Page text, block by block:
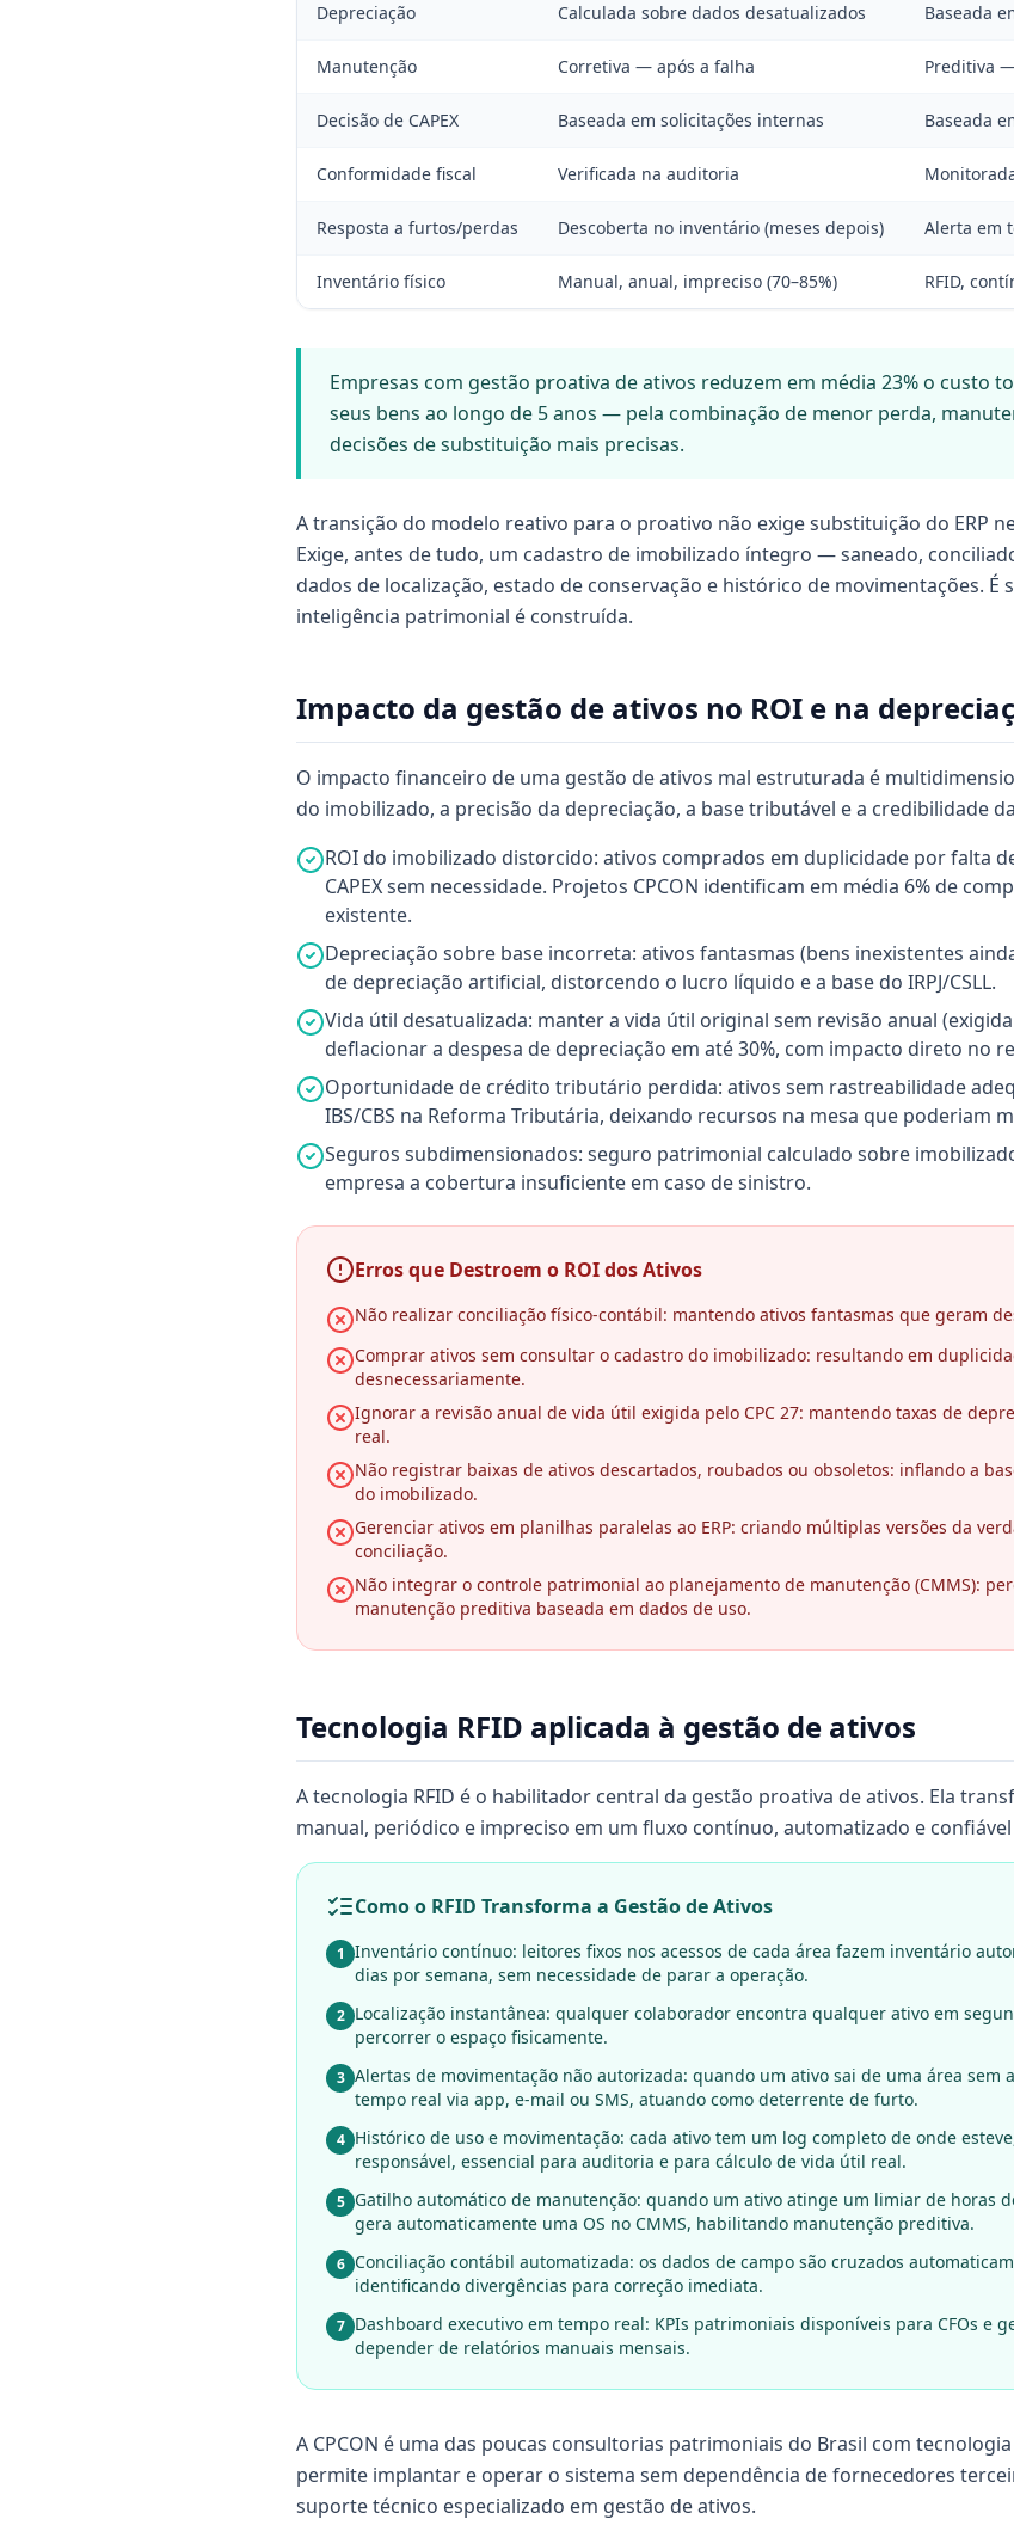
Depreciação Calculada sobre dados desatualizados Baseada
Manutenção Corretiva — após a falha Preditiva
Decisão de CAPEX Baseada em solicitações internas Baseada
Conformidade fiscal Verificada na auditoria
Resposta a furtos/perdas Descoberta no inventário (meses depois) Alerta em
Inventário físico Manual, anual, impreciso (70–85%) RFID,
Empresas com gestão proativa de ativos reduzem em média 23% o custo
seus bens ao longo de 5 anos — pela combinação de menor perda,
decisões de substituição mais precisas.
A transição do modelo reativo para o proativo não exige substituição do ERP
Exige, antes de tudo, um cadastro de imobilizado íntegro — saneado,
dados de localização, estado de conservação e histórico de movimentações. É
inteligência patrimonial é construída.
Impacto da gestão de ativos no ROI e na
O impacto financeiro de uma gestão de ativos mal estruturada é
do imobilizado, a precisão da depreciação, a base tributável e a credibilidade
ROI do imobilizado distorcido: ativos comprados em duplicidade por falta
CAPEX sem necessidade. Projetos CPCON identificam em média 6% de
existente.
Depreciação sobre base incorreta: ativos fantasmas (bens inexistentes
de depreciação artificial, distorcendo o lucro líquido e a base do IRPJ/CSLL.
Vida útil desatualizada: manter a vida útil original sem revisão anual
deflacionar a despesa de depreciação em até 30%, com impacto direto no
Oportunidade de crédito tributário perdida: ativos sem rastreabilidade
IBS/CBS na Reforma Tributária, deixando recursos na mesa que poderiam
Seguros subdimensionados: seguro patrimonial calculado sobre
empresa a cobertura insuficiente em caso de sinistro.
Erros que Destroem o ROI dos Ativos
Não realizar conciliação físico-contábil: mantendo ativos fantasmas que geram
Comprar ativos sem consultar o cadastro do imobilizado: resultando em
desnecessariamente.
Ignorar a revisão anual de vida útil exigida pelo CPC 27: mantendo taxas de
real.
Não registrar baixas de ativos descartados, roubados ou obsoletos: inflando a
do imobilizado.
Gerenciar ativos em planilhas paralelas ao ERP: criando múltiplas versões da
conciliação.
Não integrar o controle patrimonial ao planejamento de manutenção (CMMS):
manutenção preditiva baseada em dados de uso.
Tecnologia RFID aplicada à gestão de ativos
A tecnologia RFID é o habilitador central da gestão proativa de ativos. Ela
manual, periódico e impreciso em um fluxo contínuo, automatizado e
Como o RFID Transforma a Gestão de Ativos
1 Inventário contínuo: leitores fixos nos acessos de cada área fazem inventário
dias por semana, sem necessidade de parar a operação.
2 Localização instantânea: qualquer colaborador encontra qualquer ativo em
percorrer o espaço fisicamente.
3 Alertas de movimentação não autorizada: quando um ativo sai de uma área sem
tempo real via app, e-mail ou SMS, atuando como deterrente de furto.
4 Histórico de uso e movimentação: cada ativo tem um log completo de onde
responsável, essencial para auditoria e para cálculo de vida útil real.
5 Gatilho automático de manutenção: quando um ativo atinge um limiar de horas
gera automaticamente uma OS no CMMS, habilitando manutenção preditiva.
6 Conciliação contábil automatizada: os dados de campo são cruzados
identificando divergências para correção imediata.
7 Dashboard executivo em tempo real: KPIs patrimoniais disponíveis para CFOs e
depender de relatórios manuais mensais.
A CPCON é uma das poucas consultorias patrimoniais do Brasil com
permite implantar e operar o sistema sem dependência de fornecedores
suporte técnico especializado em gestão de ativos.